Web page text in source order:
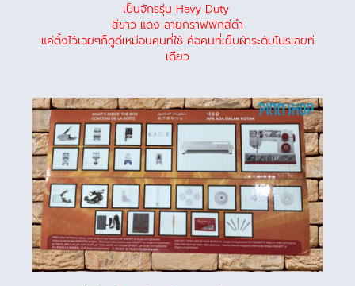
เป็นจักรรุ่น Havy Duty
สีขาว แดง ลายกราฟฟิกสีดำ
แค่ตั้งไว้เฉยๆก็ดูดีเหมือนคนที่ใช้ คือคนที่เย็บผ้าระดับโปรเลยที
เดียว